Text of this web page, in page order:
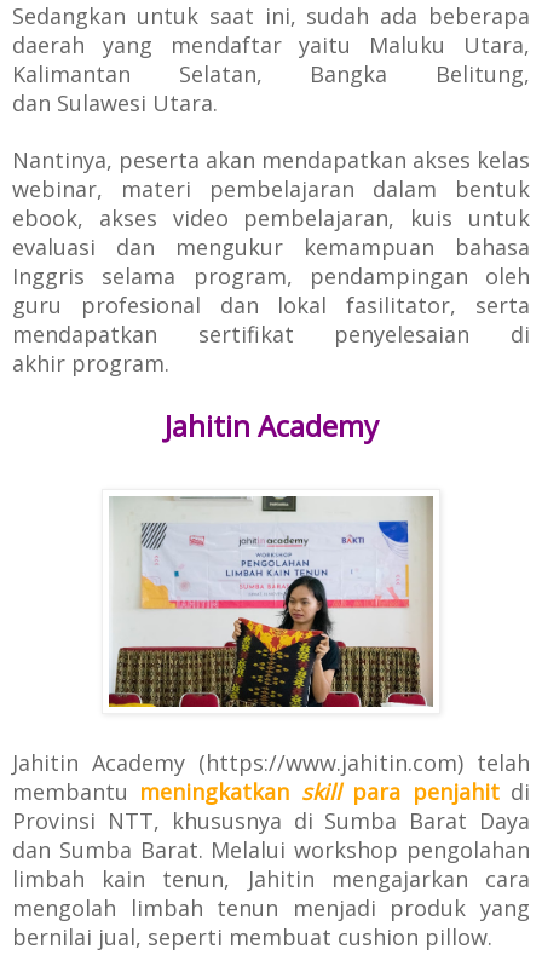
Sedangkan untuk saat ini, sudah ada beberapa
daerah yang mendaftar yaitu Maluku Utara,
Kalimantan Selatan, Bangka Belitung,
dan Sulawesi Utara.
Nantinya, peserta akan mendapatkan akses kelas
webinar, materi pembelajaran dalam bentuk
ebook, akses video pembelajaran, kuis untuk
evaluasi dan mengukur kemampuan bahasa
Inggris selama program, pendampingan oleh
guru profesional dan lokal fasilitator, serta
mendapatkan sertifikat penyelesaian di
akhir program.
Jahitin Academy
Jahitin Academy (https://www.jahitin.com) telah
membantu meningkatkan skillpara penjahitdi
Provinsi NTT, khususnya di Sumba Barat Daya
dan Sumba Barat. Melalui workshop pengolahan
limbah kain tenun, Jahitin mengajarkan cara
mengolah limbah tenun menjadi produk yang
bernilai jual, seperti membuat cushion pillow.